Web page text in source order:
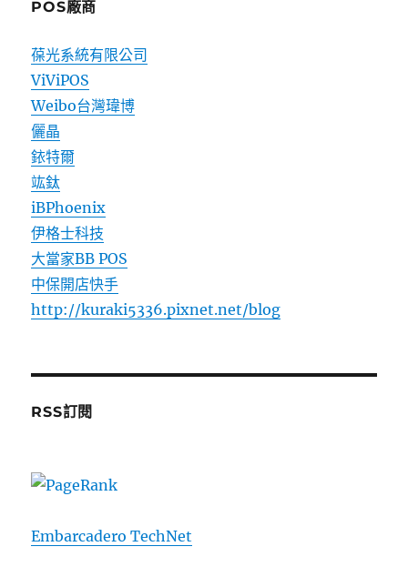
POS廠商
葆光系統有限公司
ViViPOS
Weibo台灣瑋博
儷晶
銥特爾
竑鈦
iBPhoenix
伊格士科技
大當家BB POS
中保開店快手
http://kuraki5336.pixnet.net/blog
RSS訂閱
Embarcadero TechNet